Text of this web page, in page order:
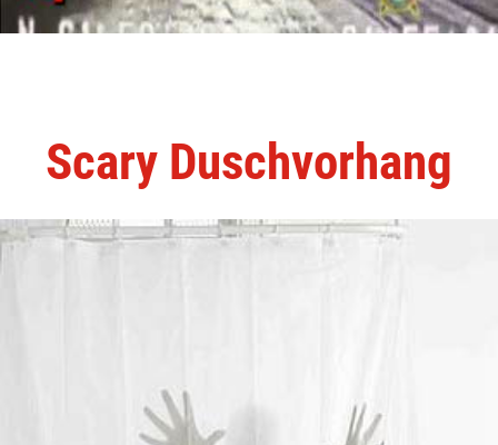
Scary Duschvorhang